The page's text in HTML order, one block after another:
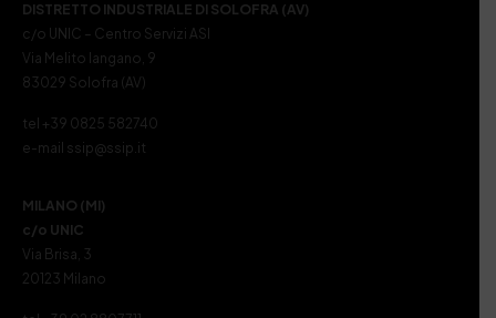
DISTRETTO INDUSTRIALE DI SOLOFRA (AV)
c/o UNIC – Centro Servizi ASI
Via Melito Iangano, 9
83029 Solofra (AV)
tel +39 0825 582740
e-mail ssip@ssip.it
MILANO (MI)
c/o UNIC
Via Brisa, 3
20123 Milano